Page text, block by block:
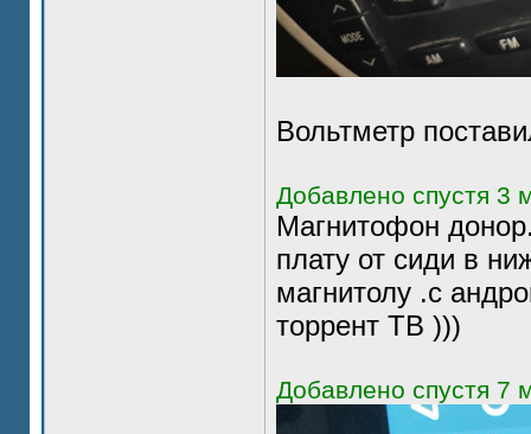
Вольтметр
Добавлено спустя 3
Магнитофон
плату от сиди в
магнитолу .с
торрент ТВ )))
Добавлено спустя 7